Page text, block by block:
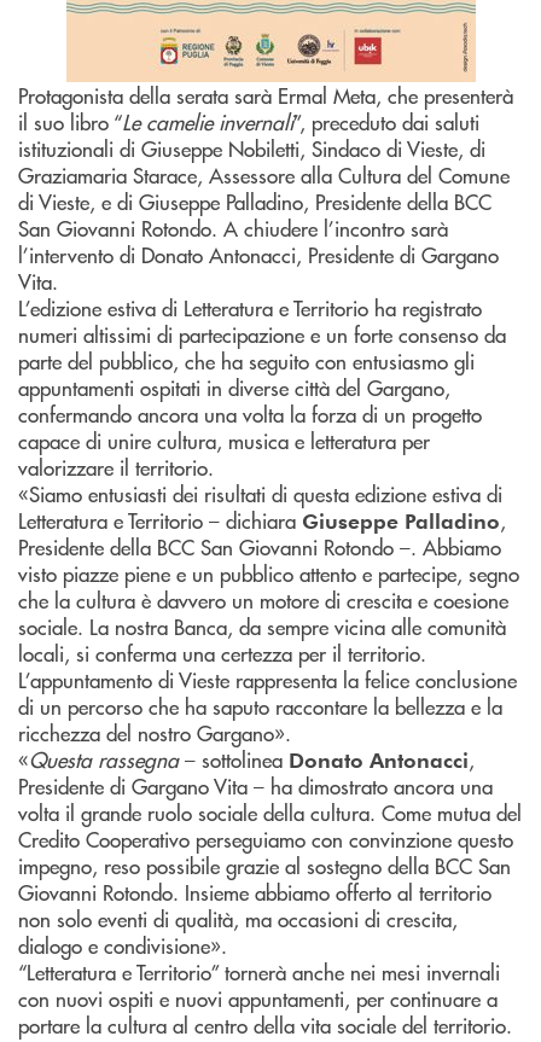
Protagonista della serata sarà Ermal Meta, che presenterà
il suo libro “Le camelie invernali”, preceduto dai saluti
istituzionali di Giuseppe Nobiletti, Sindaco di Vieste, di
Graziamaria Starace, Assessore alla Cultura del Comune
di Vieste, e di Giuseppe Palladino, Presidente della BCC
San Giovanni Rotondo. A chiudere l’incontro sarà
l’intervento di Donato Antonacci, Presidente di Gargano
Vita.
L’edizione estiva di Letteratura e Territorio ha registrato
numeri altissimi di partecipazione e un forte consenso da
parte del pubblico, che ha seguito con entusiasmo gli
appuntamenti ospitati in diverse città del Gargano,
confermando ancora una volta la forza di un progetto
capace di unire cultura, musica e letteratura per
valorizzare il territorio.
«Siamo entusiasti dei risultati di questa edizione estiva di
Letteratura e Territorio – dichiara Giuseppe Palladino,
Presidente della BCC San Giovanni Rotondo –. Abbiamo
visto piazze piene e un pubblico attento e partecipe, segno
che la cultura è davvero un motore di crescita e coesione
sociale. La nostra Banca, da sempre vicina alle comunità
locali, si conferma una certezza per il territorio.
L’appuntamento di Vieste rappresenta la felice conclusione
di un percorso che ha saputo raccontare la bellezza e la
ricchezza del nostro Gargano».
«Questa rassegna– sottolinea Donato Antonacci,
Presidente di Gargano Vita – ha dimostrato ancora una
volta il grande ruolo sociale della cultura. Come mutua del
Credito Cooperativo perseguiamo con convinzione questo
impegno, reso possibile grazie al sostegno della BCC San
Giovanni Rotondo. Insieme abbiamo offerto al territorio
non solo eventi di qualità, ma occasioni di crescita,
dialogo e condivisione».
“Letteratura e Territorio” tornerà anche nei mesi invernali
con nuovi ospiti e nuovi appuntamenti, per continuare a
portare la cultura al centro della vita sociale del territorio.